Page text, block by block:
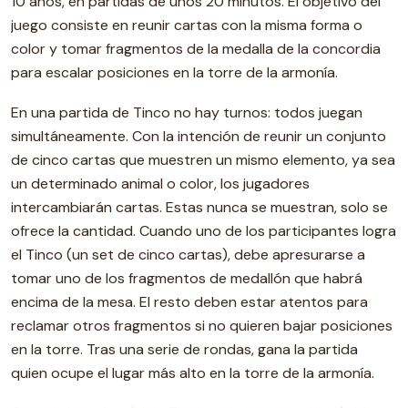
juego consiste en reunir cartas con la misma forma o
color y tomar fragmentos de la medalla de la concordia
para escalar posiciones en la torre de la armonía.
En una partida de Tinco no hay turnos: todos juegan
simultáneamente. Con la intención de reunir un conjunto
de cinco cartas que muestren un mismo elemento, ya sea
un determinado animal o color, los jugadores
intercambiarán cartas. Estas nunca se muestran, solo se
ofrece la cantidad. Cuando uno de los participantes logra
el Tinco (un set de cinco cartas), debe apresurarse a
tomar uno de los fragmentos de medallón que habrá
encima de la mesa. El resto deben estar atentos para
reclamar otros fragmentos si no quieren bajar posiciones
en la torre. Tras una serie de rondas, gana la partida
quien ocupe el lugar más alto en la torre de la armonía.